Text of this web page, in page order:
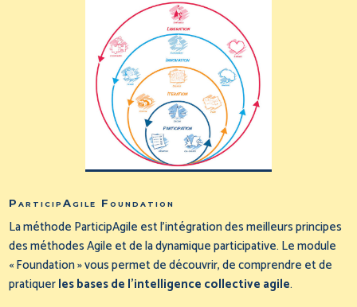
ParticipAgile Foundation
La méthode ParticipAgile est l’intégration des meilleurs principes
des méthodes Agile et de la dynamique participative. Le module
« Foundation » vous permet de découvrir, de comprendre et de
pratiquerles bases de l’intelligence collective agile.